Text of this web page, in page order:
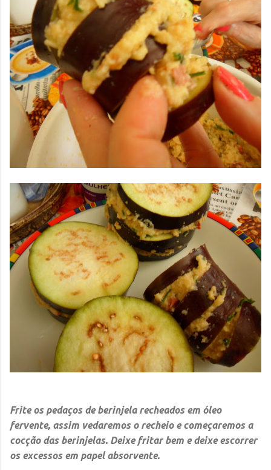
Frite os pedaços de berinjela recheados em óleo
fervente, assim vedaremos o recheio e começaremos a
cocção das berinjelas. Deixe fritar bem e deixe escorrer
os excessos em papel absorvente.